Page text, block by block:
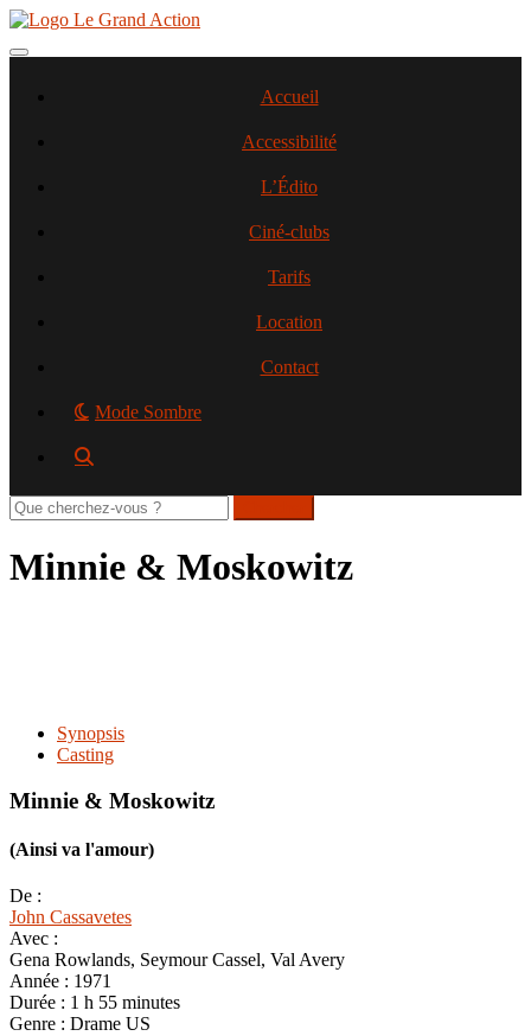
Aller
contenu
Toggle navigation
Accueil
Accessibilité
L’Édito
Ciné-clubs
Tarifs
Location
Contact
Mode Sombre
Rechercher
sur
site
Minnie & Moskowitz
Synopsis
Casting
Minnie & Moskowitz
(Ainsi va l'amour)
De :
John Cassavetes
Avec :
Gena Rowlands, Seymour Cassel, Val Avery
Année : 1971
Durée : 1 h 55 minutes
Genre : Drame US